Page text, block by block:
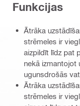
Funkcijas
Ātrāka
strēmeles ir
aizpildīt līdz pat
nekā izmantojot
ugunsdrošās
Ātrāka
strēmeles ir